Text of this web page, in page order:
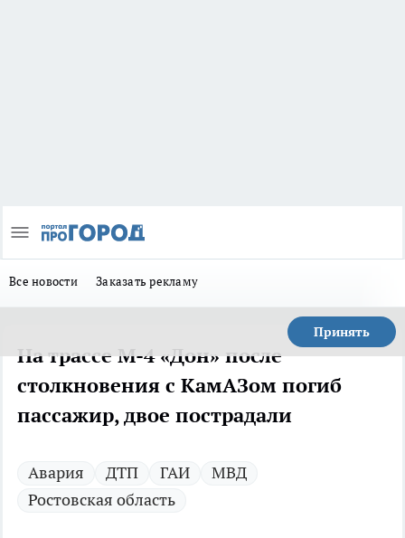
Все новости Заказать рекламу
Принять
На трассе М-4 «Дон» после
столкновения с КамАЗом погиб
пассажир, двое пострадали
Авария ДТП ГАИ
МВД
Ростовская область